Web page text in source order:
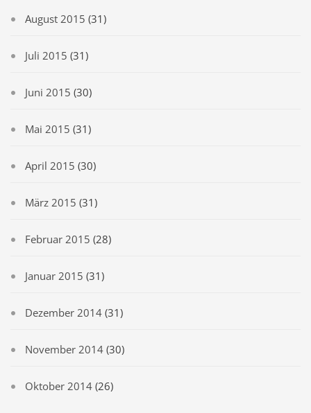
August 2015 (31)
Juli 2015 (31)
Juni 2015 (30)
Mai 2015 (31)
April 2015 (30)
März 2015 (31)
Februar 2015 (28)
Januar 2015 (31)
Dezember 2014 (31)
November 2014 (30)
Oktober 2014 (26)